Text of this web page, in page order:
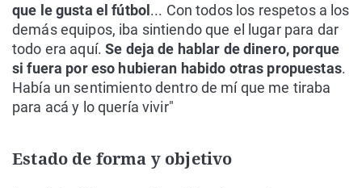
que le gusta el fútbol ... Con todos los respetos a los
demás equipos, iba sintiendo que el lugar para dar
todo era aquí.Se deja de hablar de dinero, porque
si fuera por eso hubieran habido otras propuestas.
Había un sentimiento dentro de mí que me tiraba
para acá y lo quería vivir"
Estado de forma y objetivo